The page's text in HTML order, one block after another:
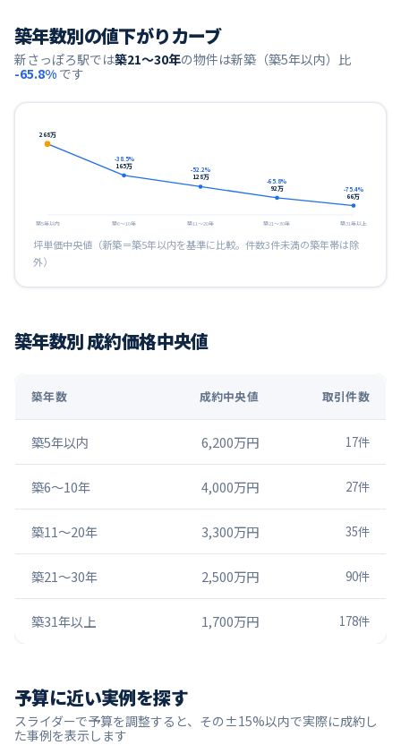
築年数別の値下がりカーブ
新さっぽろ駅では築21〜30年の物件は新築（築5年以内）比
-65.8% です
268万
築5年以内
165万
-38.5%
築6〜10年
128万
-52.2%
築11〜20年
92万
-65.8%
築21〜30年
66万
-75.4%
築31年以上
坪単価中央値（新築＝築5年以内を基準に比較。件数3件未満の築年帯は除
外）
築年数別 成約価格中央値
築年数 成約中央値 取引件数
築5年以内 6,200万円 17件
築6〜10年 4,000万円 27件
築11〜20年 3,300万円 35件
築21〜30年 2,500万円 90件
築31年以上 1,700万円 178件
予算に近い実例を探す
スライダーで予算を調整すると、その±15%以内で実際に成約し
た事例を表示します